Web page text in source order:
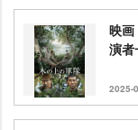
映画
演者
2025-